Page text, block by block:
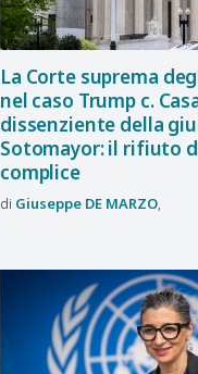
La Corte suprema
nel caso Trump c.
dissenziente della
Sotomayor: il rifiuto
complice
Giuseppe DE MARZO